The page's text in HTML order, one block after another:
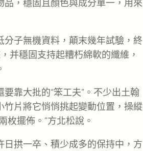
，穩固且顏色與成分單一，用來
子無機資料，顛末幾年試驗，終
并穩固支持起糟朽綿軟的纖維，
靠大批的“笨工夫”。不少出土翰
片將它悄悄挑起變動位置，操縱
枚擺佈。”方北松說。
拱一卒、積少成多的保持中，方